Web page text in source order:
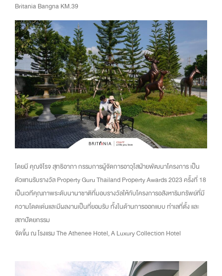
Britania Bangna KM.39
โดยมี คุณจิโรจ สุทธิอาภา กรรมการผู้จัดการอาวุโสฝ่ายพัฒนาโครงการ เป็น
ตัวแทนรับรางวัล Property Guru Thailand Property Awards 2023 ครั้งที่ 18
เป็นเวทีคุณภาพระดับนานาชาติที่มอบรางวัลให้กับโครงการอสังหาริมทรัพย์ที่มี
ความโดดเด่นและมีผลงานเป็นที่ยอมรับ ทั้งในด้านการออกแบบ ทำเลที่ตั้ง และ
สถาปัตยกรรม
จัดขึ้น ณ โรงแรม The Athenee Hotel, A Luxury Collection Hotel